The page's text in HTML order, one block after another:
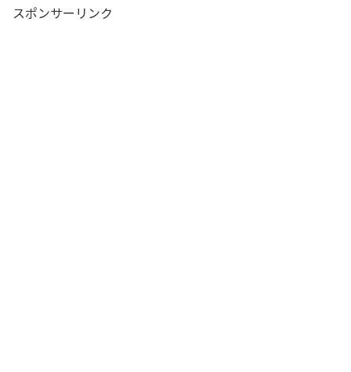
スポンサーリンク